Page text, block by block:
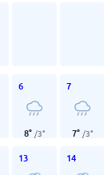
6
8° /3°
7
7° /3°
13 14